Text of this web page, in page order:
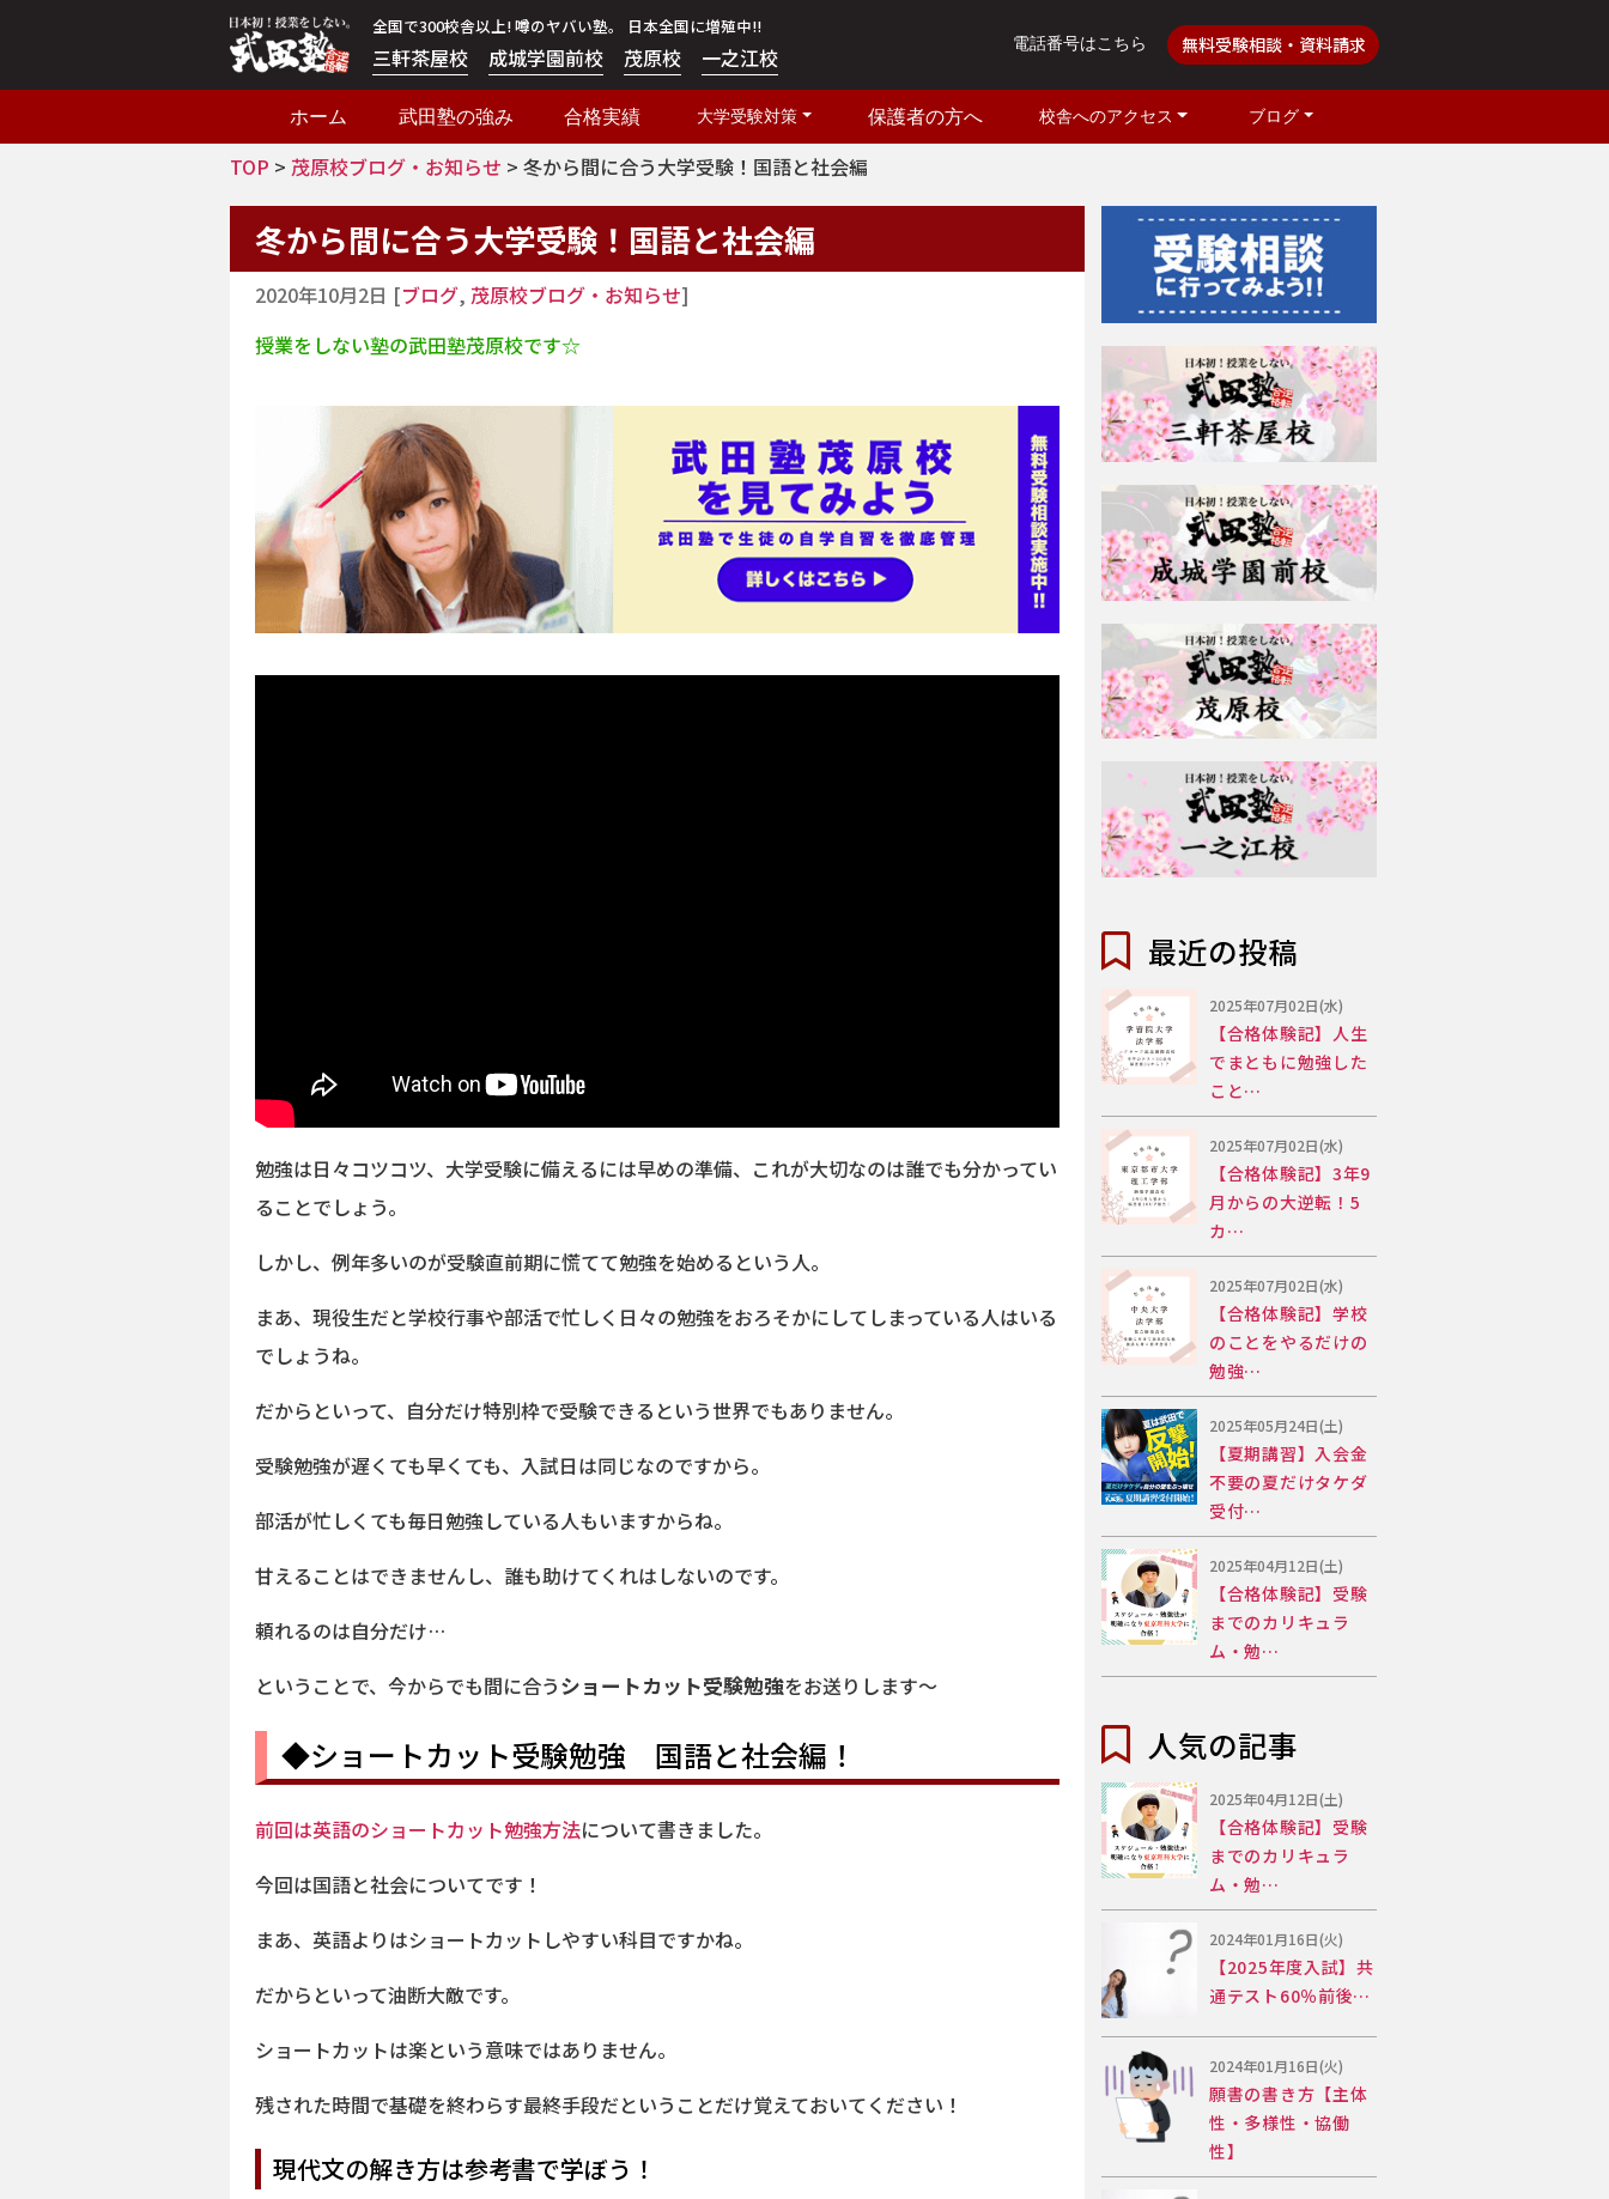
全国で300校舎以上! 噂のヤバい塾。 日本全国に増殖中!!
三軒茶屋校 成城学園前校 茂原校 一之江校 電話番号はこちら 無料受験相談・資料請求
ホーム 武田塾の強み 合格実績 大学受験対策 保護者の方へ 校舎へのアクセス ブログ
TOP > 茂原校ブログ・お知らせ > 冬から間に合う大学受験！国語と社会編
冬から間に合う大学受験！国語と社会編
2020年10月2日 [ブログ, 茂原校ブログ・お知らせ]
授業をしない塾の武田塾茂原校です☆
勉強は日々コツコツ、大学受験に備えるには早めの準備、これが大切なのは誰でも分かってい
ることでしょう。
しかし、例年多いのが受験直前期に慌てて勉強を始めるという人。
まあ、現役生だと学校行事や部活で忙しく日々の勉強をおろそかにしてしまっている人はいる
でしょうね。
だからといって、自分だけ特別枠で受験できるという世界でもありません。
受験勉強が遅くても早くても、入試日は同じなのですから。
部活が忙しくても毎日勉強している人もいますからね。
甘えることはできませんし、誰も助けてくれはしないのです。
頼れるのは自分だけ…
ということで、今からでも間に合うショートカット受験勉強をお送りします～
◆ショートカット受験勉強 国語と社会編！
前回は英語のショートカット勉強方法について書きました。
今回は国語と社会についてです！
まあ、英語よりはショートカットしやすい科目ですかね。
だからといって油断大敵です。
ショートカットは楽という意味ではありません。
残された時間で基礎を終わらす最終手段だということだけ覚えておいてください！
現代文の解き方は参考書で学ぼう！
最近の投稿
2025年07月02日(水)
【合格体験記】人生
でまともに勉強した
こと…
2025年07月02日(水)
【合格体験記】3年9
月からの大逆転！5
カ…
2025年07月02日(水)
【合格体験記】学校
のことをやるだけの
勉強…
2025年05月24日(土)
【夏期講習】入会金
不要の夏だけタケダ
受付…
2025年04月12日(土)
【合格体験記】受験
までのカリキュラ
ム・勉…
人気の記事
2025年04月12日(土)
【合格体験記】受験
までのカリキュラ
ム・勉…
2024年01月16日(火)
【2025年度入試】共
通テスト60％前後…
2024年01月16日(火)
願書の書き方【主体
性・多様性・協働
性】